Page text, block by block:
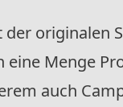
originalen
Menge
auch